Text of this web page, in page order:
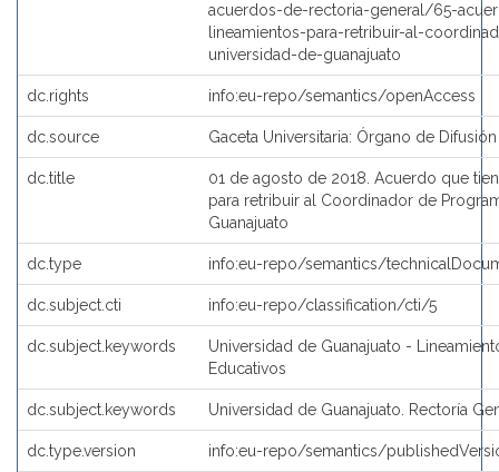
acuerdos-de-rectoria-general/65-
lineamientos-para-retribuir-al-
universidad-de-guanajuato
dc.rights info:eu-repo/semantics/openAccess
dc.source Gaceta Universitaria: Órgano de
dc.title
01 de agosto de 2018. Acuerdo que
para retribuir al Coordinador de
Guanajuato
dc.type info:eu-repo/semantics/
dc.subject.cti info:eu-repo/classification/cti/5
dc.subject.keywords
Universidad de Guanajuato -
Educativos
dc.subject.keywords Universidad de Guanajuato. Rectoría
dc.type.version info:eu-repo/semantics/